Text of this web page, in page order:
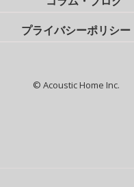
プライバシーポリシー
© Acoustic Home Inc.